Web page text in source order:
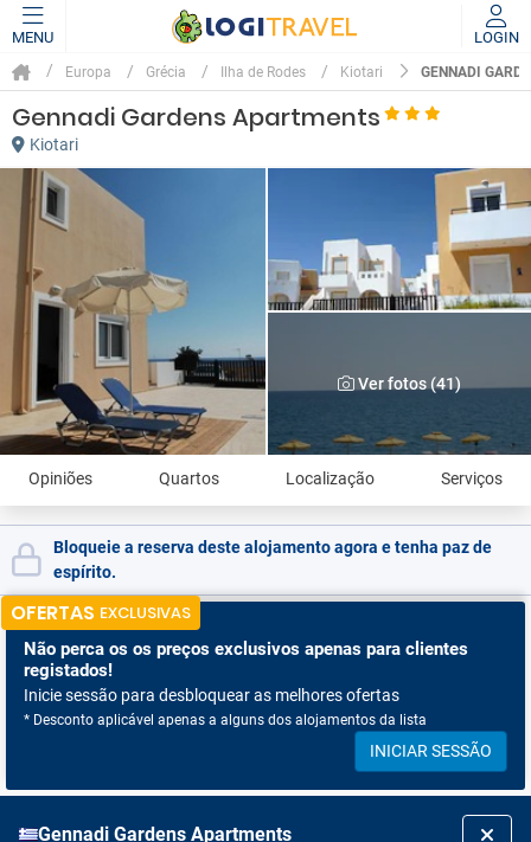
MENU LOGIN
Europa Grécia Ilha de Rodes Kiotari GENNADI
Gennadi Gardens Apartments
Kiotari
Ver fotos (41)
Opiniões Quartos Localização Serviços
Bloqueie a reserva deste alojamento agora e tenha paz de
espírito.
OFERTAS EXCLUSIVAS
Não perca os os preços exclusivos apenas para clientes
registados!
Inicie sessão para desbloquear as melhores ofertas
* Desconto aplicável apenas a alguns dos alojamentos da lista
INICIAR SESSÃO
Gennadi Gardens Apartments